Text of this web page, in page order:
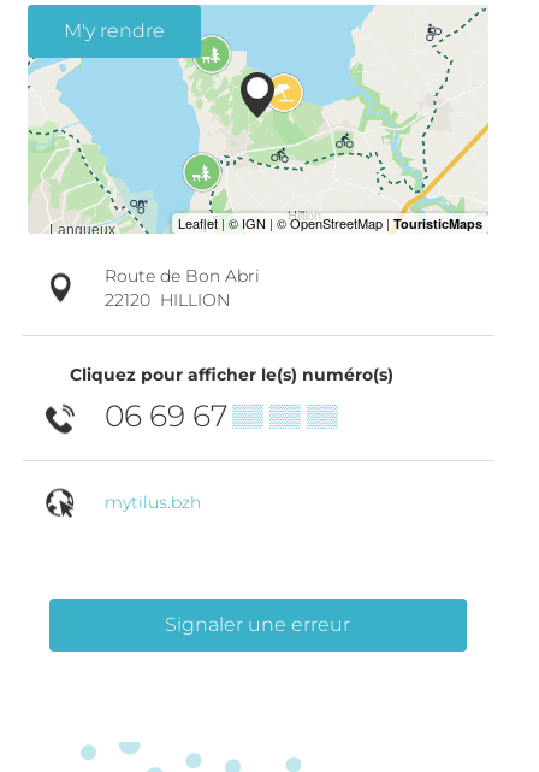
M'y rendre
Route de Bon Abri
22120 HILLION
Cliquez pour afficher le(s) numéro(s)
06 69 67▒▒ ▒▒ ▒▒
mytilus.bzh
Signaler une erreur